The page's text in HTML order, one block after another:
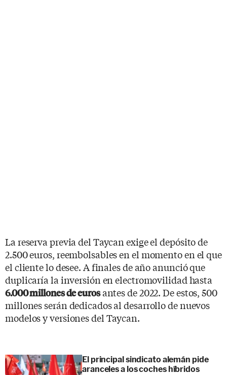
La reserva previa del Taycan exige el depósito de
2.500 euros, reembolsables en el momento en el que
el cliente lo desee. A finales de año anunció que
duplicaría la inversión en electromovilidad hasta
6.000 millones de eurosantes de 2022. De estos, 500
millones serán dedicados al desarrollo de nuevos
modelos y versiones del Taycan.
El principal sindicato alemán pide
aranceles a los coches híbridos